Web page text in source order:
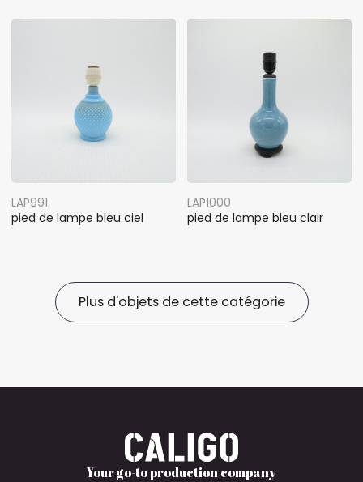
LAP991
pied de lampe bleu ciel
LAP1000
pied de lampe bleu clair
Plus d'objets de cette catégorie
Your go-to production company